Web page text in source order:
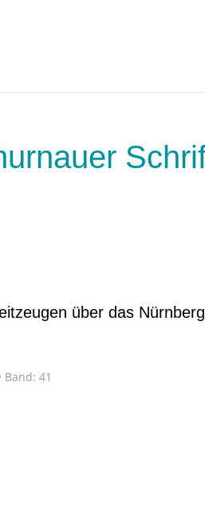
über das
Band: 41